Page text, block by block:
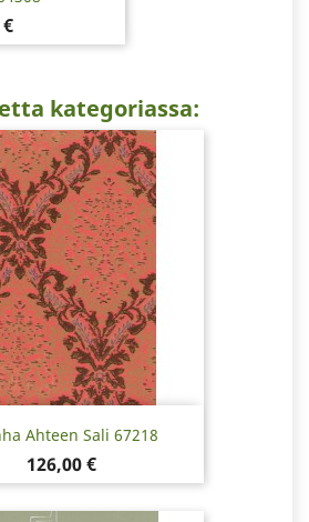
kategoriassa:
Ahteen Sali 67218
Hinta
126,00 €